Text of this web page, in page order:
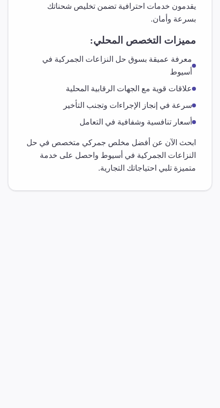
يقدمون خدمات احترافية تضمن تخليص شحناتك
بسرعة وأمان.
مميزات التخصص المحلي:
معرفة عميقة بسوق حل النزاعات الجمركية في
أسيوط
علاقات قوية مع الجهات الرقابية المحلية
سرعة في إنجاز الإجراءات وتجنب التأخير
أسعار تنافسية وشفافية في التعامل
ابحث الآن عن أفضل مخلص جمركي متخصص في حل
النزاعات الجمركية في أسيوط واحصل على خدمة
متميزة تلبي احتياجاتك التجارية.